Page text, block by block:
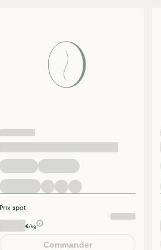
Prix spot
€/kg
Commander